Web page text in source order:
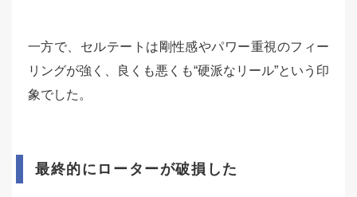
一方で、セルテートは剛性感やパワー重視のフィー
リングが強く、良くも悪くも“硬派なリール”という印
象でした。
最終的にローターが破損した